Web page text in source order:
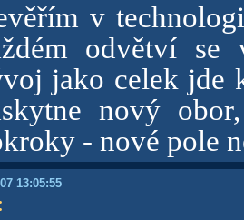
v
odvětví se
jako celek jde
nový
- nové pole
13:05:55
: